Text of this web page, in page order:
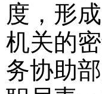
度，形
机关的
务协助